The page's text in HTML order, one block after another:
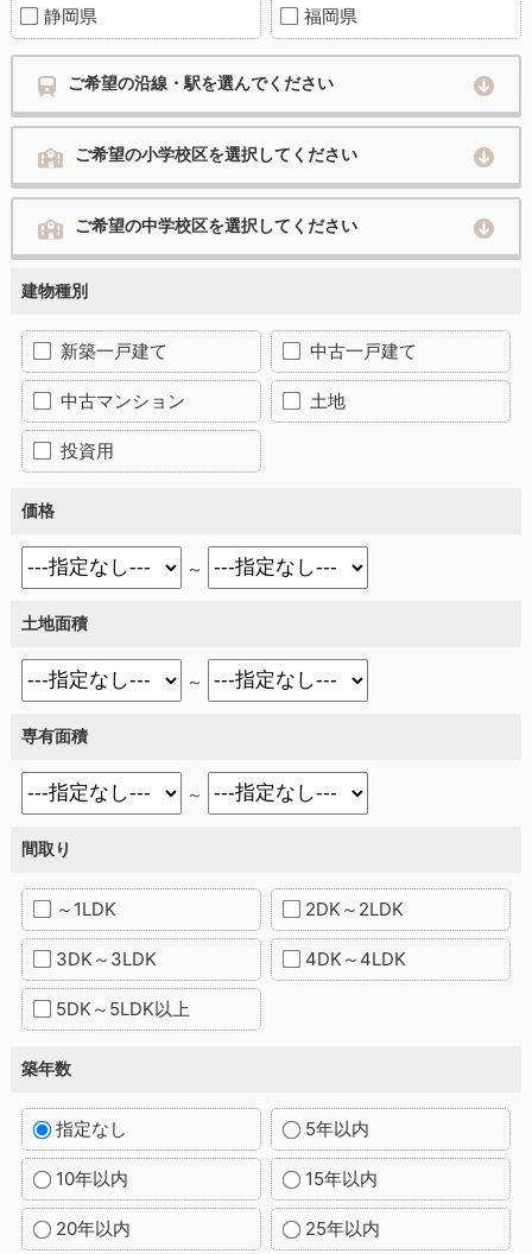
静岡県 福岡県
ご希望の沿線・駅を選んでください
ご希望の小学校区を選択してください
ご希望の中学校区を選択してください
建物種別
新築一戸建て 中古一戸建て
中古マンション 土地
投資用
価格
～
土地面積
～
専有面積
～
間取り
～1LDK 2DK～2LDK
3DK～3LDK 4DK～4LDK
5DK～5LDK以上
築年数
指定なし 5年以内
10年以内 15年以内
20年以内 25年以内